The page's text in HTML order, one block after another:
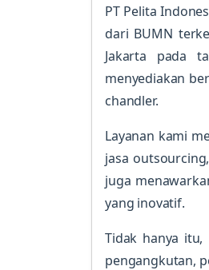
PT Pelita
dari BUMN
Jakarta pada
menyediakan
chandler.
Layanan kami
jasa
juga
yang inovatif.
Tidak hanya
pengangkutan,